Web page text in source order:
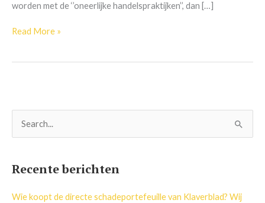
worden met de ‘’oneerlijke handelspraktijken’’, dan […]
Read More »
n
Recente berichten
Wie koopt de directe schadeportefeuille van Klaverblad? Wij